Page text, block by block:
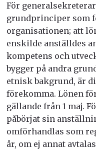
För
grundprinciper som
organisationen; att
enskilde anställdes
kompetens och
bygger på andra
etnisk bakgrund, är
förekomma. Lönen
gällande från 1 maj.
påbörjat sin
omförhandlas som
år, om ej annat